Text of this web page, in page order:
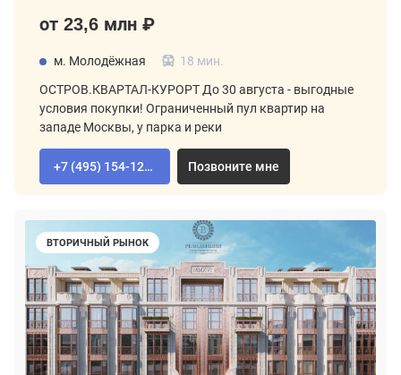
от 23,6 млн ₽
м. Молодёжная 18 мин.
ОСТРОВ.КВАРТАЛ-КУРОРТ До 30 августа - выгодные
условия покупки! Ограниченный пул квартир на
западе Москвы, у парка и реки
+7 (495) 154-12-80 Позвоните мне
ВТОРИЧНЫЙ РЫНОК